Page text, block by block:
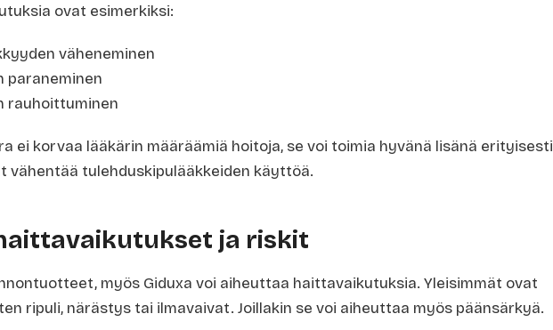
ovat esimerkiksi:
väheneminen
paraneminen
rauhoittuminen
ei korvaa lääkärin määräämiä hoitoja, se voi toimia hyvänä lisänä erityisesti
vähentää tulehduskipulääkkeiden käyttöä.
ja riskit
myös Giduxa voi aiheuttaa haittavaikutuksia. Yleisimmät ovat
ripuli, närästys tai ilmavaivat. Joillakin se voi aiheuttaa myös päänsärkyä.